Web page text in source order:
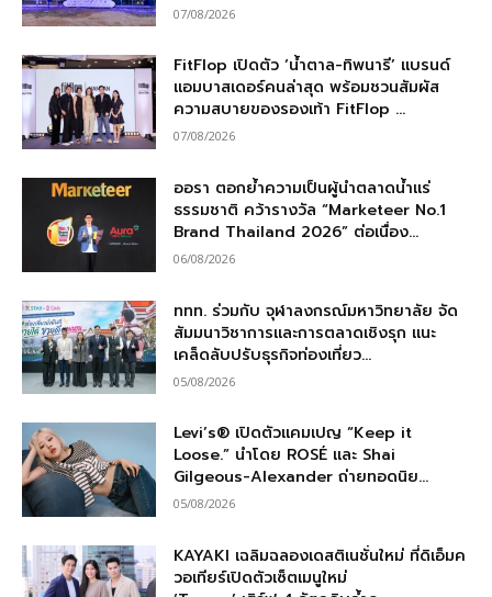
07/08/2026
FitFlop เปิดตัว ‘น้ำตาล-ทิพนารี’ แบรนด์
แอมบาสเดอร์คนล่าสุด พร้อมชวนสัมผัส
ความสบายของรองเท้า FitFlop ...
07/08/2026
ออรา ตอกย้ำความเป็นผู้นำตลาดน้ำแร่
ธรรมชาติ คว้ารางวัล “Marketeer No.1
Brand Thailand 2026” ต่อเนื่อง...
06/08/2026
ททท. ร่วมกับ จุฬาลงกรณ์มหาวิทยาลัย จัด
สัมมนาวิชาการและการตลาดเชิงรุก แนะ
เคล็ดลับปรับธุรกิจท่องเที่ยว...
05/08/2026
Levi’s® เปิดตัวแคมเปญ “Keep it
Loose.” นำโดย ROSÉ และ Shai
Gilgeous-Alexander ถ่ายทอดนิย...
05/08/2026
KAYAKI เฉลิมฉลองเดสติเนชั่นใหม่ ที่ดิเอ็มค
วอเทียร์เปิดตัวเซ็ตเมนูใหม่